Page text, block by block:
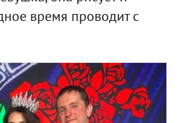
время проводит с